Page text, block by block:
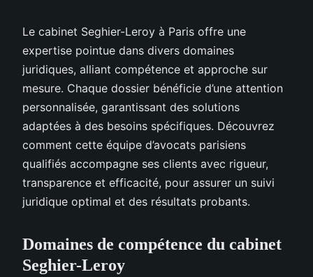
Le cabinet Seghier-Leroy à Paris offre une
expertise pointue dans divers domaines
juridiques, alliant compétence et approche sur
mesure. Chaque dossier bénéficie d’une attention
personnalisée, garantissant des solutions
adaptées à des besoins spécifiques. Découvrez
comment cette équipe d’avocats parisiens
qualifiés accompagne ses clients avec rigueur,
transparence et efficacité, pour assurer un suivi
juridique optimal et des résultats probants.
Domaines de compétence du cabinet
Seghier-Leroy